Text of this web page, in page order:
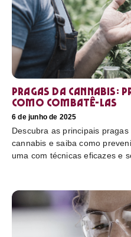
Pragas da cannabis:
como combatê-las
6 de junho de 2025
Descubra as principais
cannabis e saiba como
uma com técnicas eficazes e